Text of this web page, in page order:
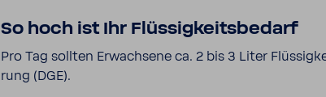
So hoch ist Ihr Flüs­sig­keits­be­darf
Pro Tag sollten Erwach­sene ca. 2 bis 3 Liter
rung (DGE).